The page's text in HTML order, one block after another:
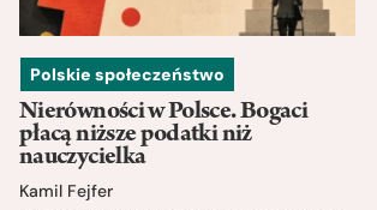
Polskie społeczeństwo
Nierówności w Polsce. Bogaci
płacą niższe podatki niż
nauczycielka
Kamil Fejfer